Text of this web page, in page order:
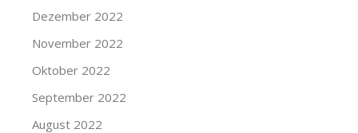
Dezember 2022
November 2022
Oktober 2022
September 2022
August 2022